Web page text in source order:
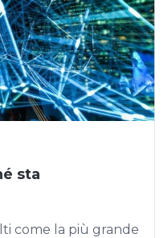
sta
come la più grande